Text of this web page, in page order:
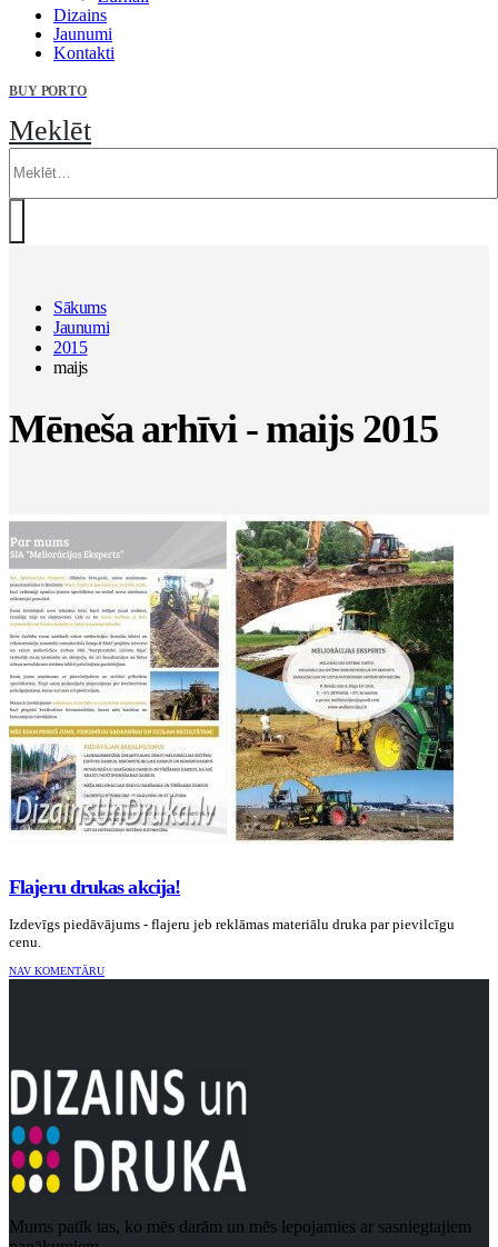
Dizains
Jaunumi
Kontakti
BUY PORTO
Meklēt
Sākums
Jaunumi
2015
maijs
Mēneša arhīvi - maijs 2015
Flajeru drukas akcija!
Izdevīgs piedāvājums - flajeru jeb reklāmas materiālu druka par pievilcīgu
cenu.
NAV KOMENTĀRU
Mums patīk tas, ko mēs darām un mēs lepojamies ar sasniegtajiem